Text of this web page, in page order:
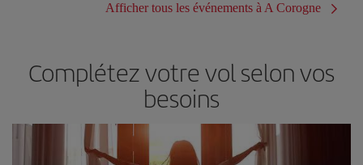
Afficher tous les événements à A Corogne
Complétez votre vol selon vos
besoins